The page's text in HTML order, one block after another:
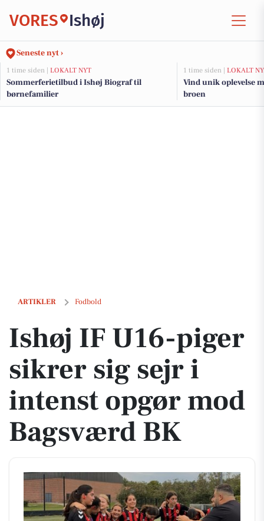
VORES Ishøj
Seneste nyt ›
1 time siden | LOKALT NYT
Sommerferietilbud i Ishøj Biograf til
børnefamilier
1 time siden | LOKALT
Vind unik oplevelse
broen
ARTIKLER Fodbold
Ishøj IF U16-piger sikrer sig sejr i intenst opgør mod Bagsværd BK
Ishøj IF U16-piger
sikrer sig sejr i
intenst opgør mod
Bagsværd BK